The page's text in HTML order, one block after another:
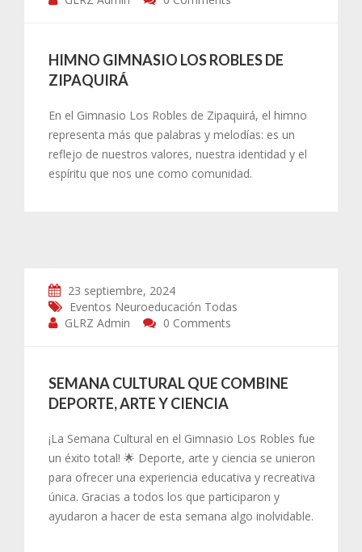
HIMNO GIMNASIO LOS ROBLES DE
ZIPAQUIRÁ
En el Gimnasio Los Robles de Zipaquirá, el himno
representa más que palabras y melodías: es un
reflejo de nuestros valores, nuestra identidad y el
espíritu que nos une como comunidad.
23 septiembre, 2024
Eventos Neuroeducación Todas
GLRZ Admin
0 Comments
SEMANA CULTURAL QUE COMBINE
DEPORTE, ARTE Y CIENCIA
¡La Semana Cultural en el Gimnasio Los Robles fue
un éxito total! 🌟 Deporte, arte y ciencia se unieron
para ofrecer una experiencia educativa y recreativa
única. Gracias a todos los que participaron y
ayudaron a hacer de esta semana algo inolvidable.